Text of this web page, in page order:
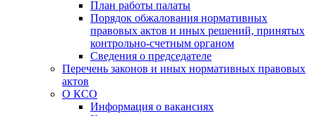
План работы палаты
Порядок обжалования нормативных
правовых актов и иных решений, принятых
контрольно-счетным органом
Сведения о председателе
Перечень законов и иных нормативных правовых
актов
О КСО
Информация о вакансиях